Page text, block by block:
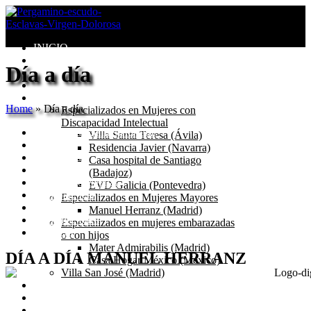
INICIO
Valores
Misión
Especializados en Mujeres con
Discapacidad Intelectual
Villa Santa Teresa (Ávila)
Residencia Javier (Navarra)
Casa hospital de Santiago
(Badajoz)
EVD Galicia (Pontevedra)
Especializados en Mujeres Mayores
Manuel Herranz (Madrid)
Especializados en mujeres embarazadas
o con hijos
Mater Admirabilis (Madrid)
Casa Hogar México (México)
Villa San José (Madrid)
Día a día
Home»Día a día
Residencia Manuel Herranz
Residencia
Equipo Profesional
Transparencia
Día a día
Reclamaciones
Contacto
DÍA A DÍA MANUEL HERRANZ